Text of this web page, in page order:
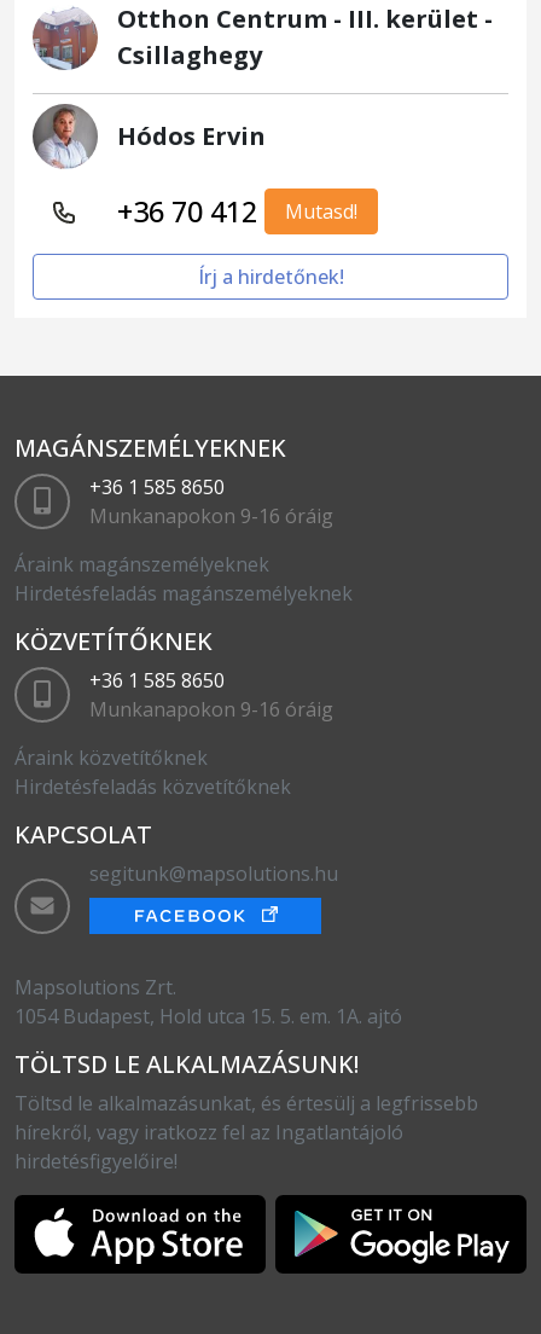
Otthon Centrum - III. kerület -
Csillaghegy
Hódos Ervin
+36 70 412 Mutasd!
Írj a hirdetőnek!
MAGÁNSZEMÉLYEKNEK
+36 1 585 8650
Munkanapokon 9-16 óráig
Áraink magánszemélyeknek
Hirdetésfeladás magánszemélyeknek
KÖZVETÍTŐKNEK
+36 1 585 8650
Munkanapokon 9-16 óráig
Áraink közvetítőknek
Hirdetésfeladás közvetítőknek
KAPCSOLAT
segitunk@mapsolutions.hu
Mapsolutions Zrt.
1054 Budapest, Hold utca 15. 5. em. 1A. ajtó
TÖLTSD LE ALKALMAZÁSUNK!
Töltsd le alkalmazásunkat, és értesülj a legfrissebb
hírekről, vagy iratkozz fel az Ingatlantájoló
hirdetésfigyelőire!